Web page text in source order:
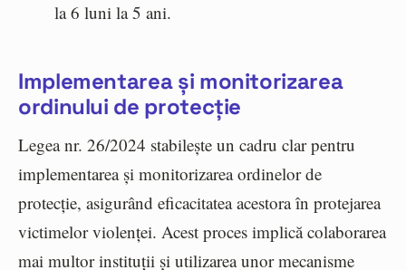
la 6 luni la 5 ani.
Implementarea și monitorizarea
ordinului de protecție
Legea nr. 26/2024 stabilește un cadru clar pentru
implementarea și monitorizarea ordinelor de
protecție, asigurând eficacitatea acestora în protejarea
victimelor violenței. Acest proces implică colaborarea
mai multor instituții și utilizarea unor mecanisme